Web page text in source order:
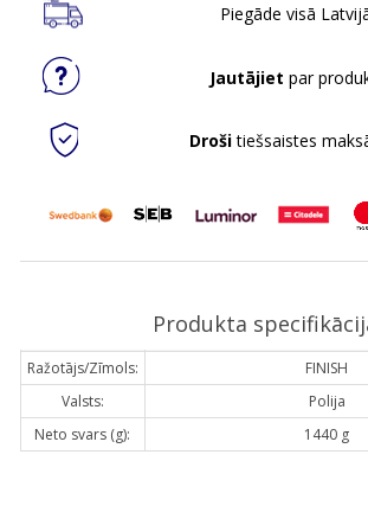
Piegāde visā
Jautājiet par
Drošitiešsaistes
Produkta
Ražotājs/Zīmols:
FINISH
Valsts:
Polija
Neto svars (g):
1440 g